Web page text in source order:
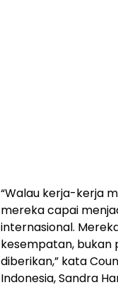
“Walau kerja-kerja
mereka capai
internasional.
kesempatan, bukan
diberikan,” kata
Indonesia, Sandra